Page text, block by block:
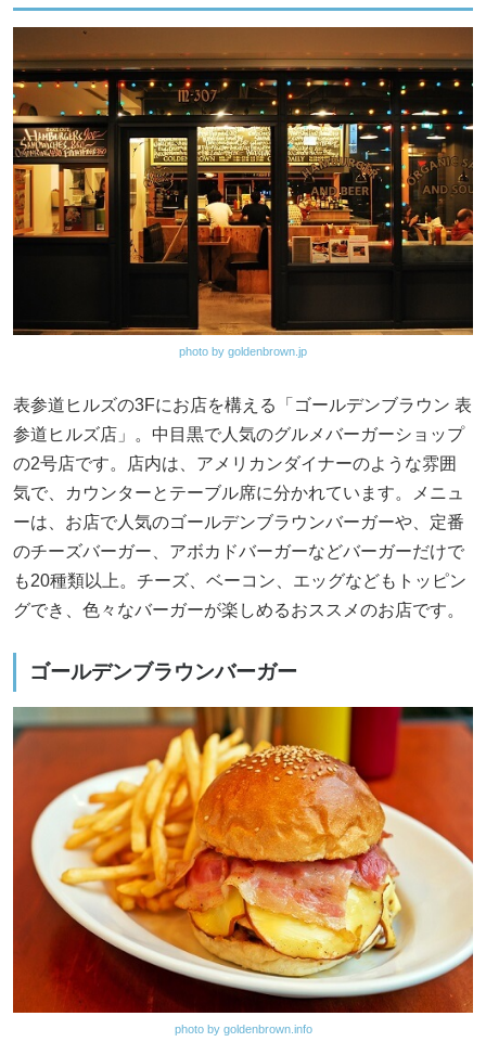
photo by goldenbrown.jp
表参道ヒルズの3Fにお店を構える「ゴールデンブラウン 表
参道ヒルズ店」。中目黒で人気のグルメバーガーショップ
の2号店です。店内は、アメリカンダイナーのような雰囲
気で、カウンターとテーブル席に分かれています。メニュ
ーは、お店で人気のゴールデンブラウンバーガーや、定番
のチーズバーガー、アボカドバーガーなどバーガーだけで
も20種類以上。チーズ、ベーコン、エッグなどもトッピン
グでき、色々なバーガーが楽しめるおススメのお店です。
ゴールデンブラウンバーガー
photo by goldenbrown.info